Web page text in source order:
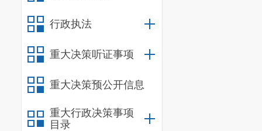
行政执法
重大决策听证事项
重大决策预公开信息
重大行政决策事项
目录